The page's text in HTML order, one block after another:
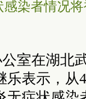
感染者情况
室在湖北
乐表示，从